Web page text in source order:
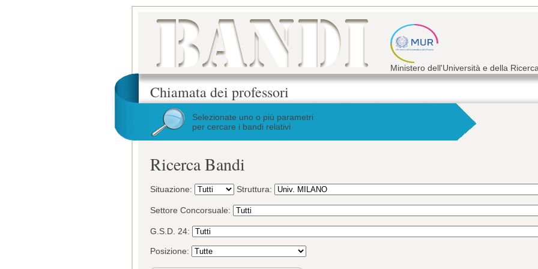
Ministero dell'Università e della
Chiamata dei professori
Selezionate uno o più parametri
per cercare i bandi relativi
Ricerca Bandi
Situazione: Struttura:
Settore Concorsuale:
G.S.D. 24:
Posizione: